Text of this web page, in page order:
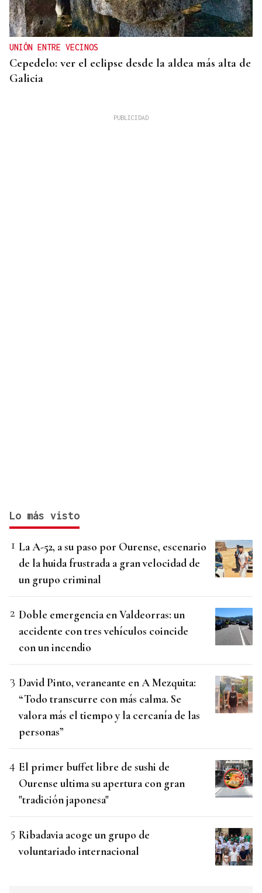
UNIÓN ENTRE VECINOS
Cepedelo: ver el eclipse desde la aldea más alta de
Galicia
Lo más visto
La A-52, a su paso por Ourense, escenario
de la huida frustrada a gran velocidad de
un grupo criminal
Doble emergencia en Valdeorras: un
accidente con tres vehículos coincide
con un incendio
David Pinto, veraneante en A Mezquita:
“Todo transcurre con más calma. Se
valora más el tiempo y la cercanía de las
personas”
El primer buffet libre de sushi de
Ourense ultima su apertura con gran
"tradición japonesa"
Ribadavia acoge un grupo de
voluntariado internacional